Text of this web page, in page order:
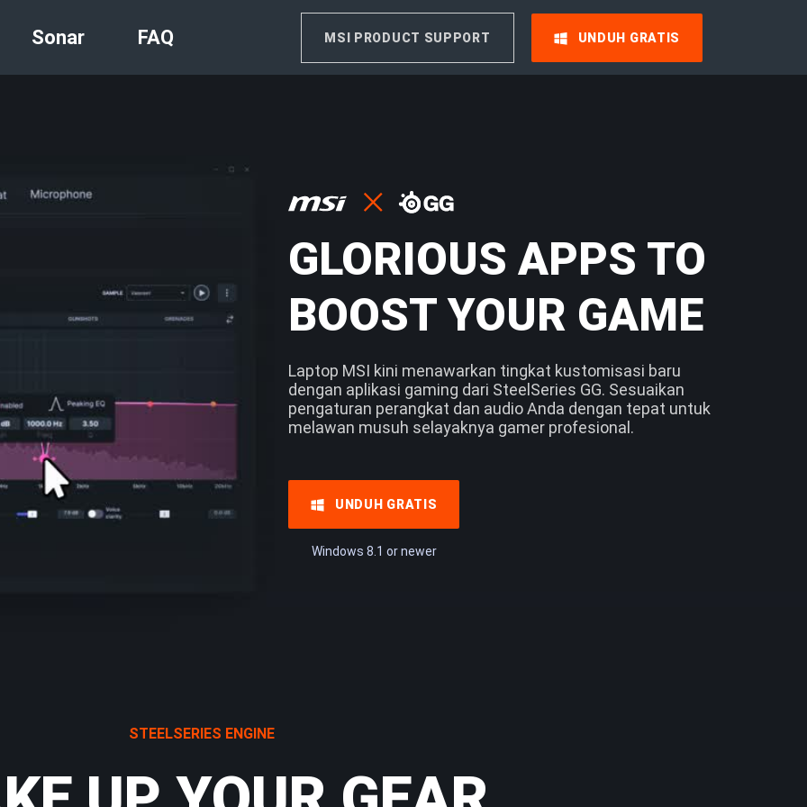
Sonar FAQ MSI PRODUCT SUPPORT UNDUH GRATIS
GLORIOUS APPS TO
BOOST YOUR GAME
Laptop MSI kini menawarkan tingkat kustomisasi baru
dengan aplikasi gaming dari SteelSeries GG. Sesuaikan
pengaturan perangkat dan audio Anda dengan tepat untuk
melawan musuh selayaknya gamer profesional.
UNDUH GRATIS
Windows 8.1 or newer
STEELSERIES ENGINE